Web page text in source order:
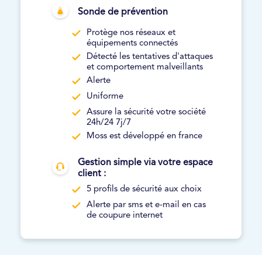
Sonde de prévention
Protège nos réseaux et
équipements connectés
Détecté les tentatives d'attaques
et comportement malveillants
Alerte
Uniforme
Assure la sécurité votre société
24h/24 7j/7
Moss est développé en france
Gestion simple via votre espace
client :
5 profils de sécurité aux choix
Alerte par sms et e-mail en cas
de coupure internet